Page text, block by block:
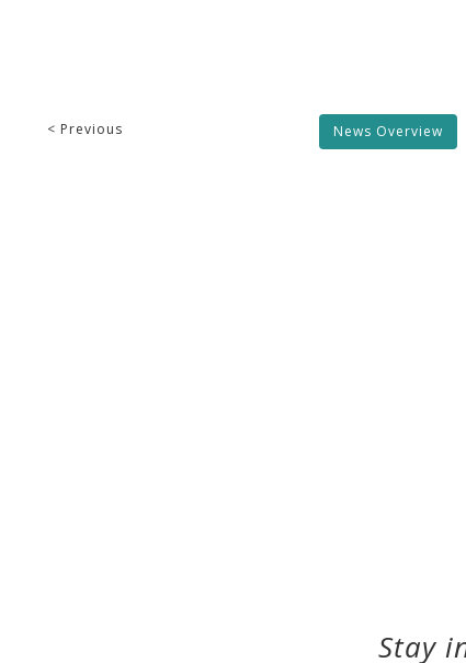
< Previous News Overview
Stay